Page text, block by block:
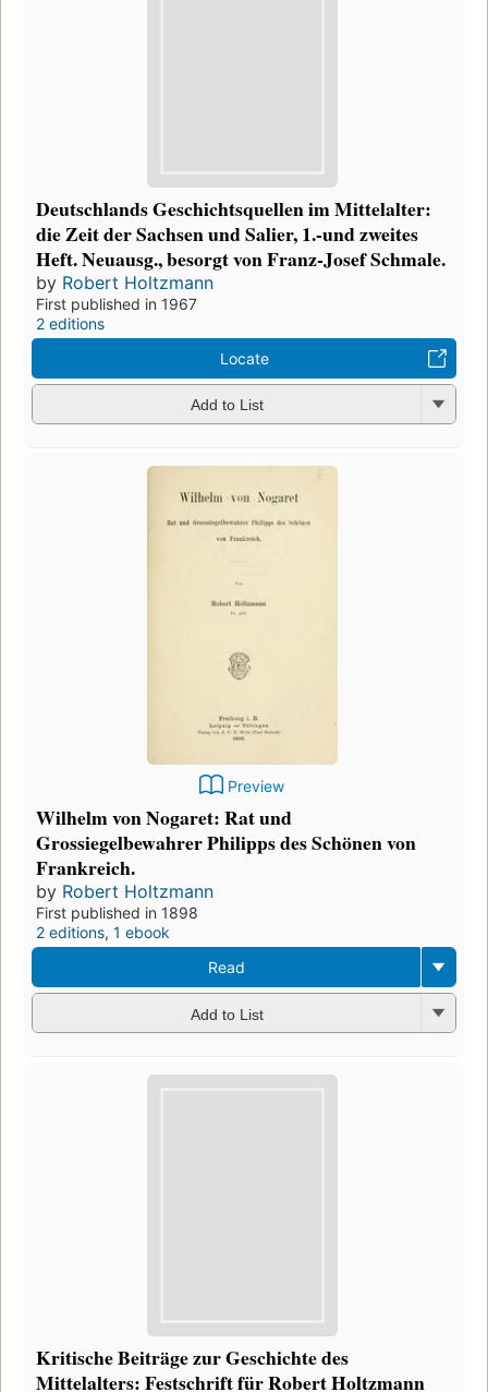
Deutschlands Geschichtsquellen im Mittelalter:
die Zeit der Sachsen und Salier, 1.-und zweites
Heft. Neuausg., besorgt von Franz-Josef Schmale.
by Robert Holtzmann
First published in 1967
2 editions
Locate
Add to List
Preview
Wilhelm von Nogaret: Rat und
Grossiegelbewahrer Philipps des Schönen von
Frankreich.
by Robert Holtzmann
First published in 1898
2 editions, 1 ebook
Read
Add to List
Kritische Beiträge zur Geschichte des
Mittelalters: Festschrift für Robert Holtzmann